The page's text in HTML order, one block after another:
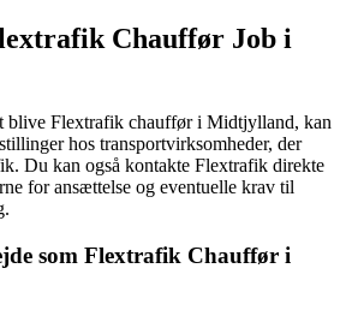
Chauffør Job i
blive Flextrafik chauffør i Midtjylland, kan
hos transportvirksomheder, der
Du kan også kontakte Flextrafik direkte
for ansættelse og eventuelle krav til
som Flextrafik Chauffør i